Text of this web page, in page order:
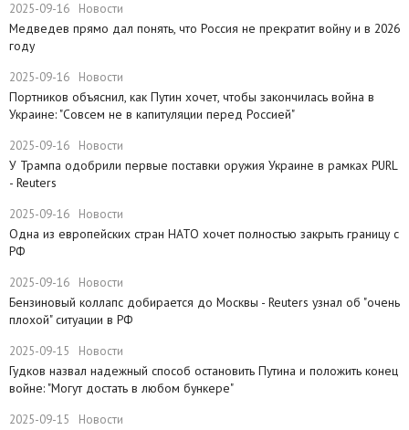
2025-09-16 Новости
Медведев прямо дал понять, что Россия не прекратит войну и в 2026
году
2025-09-16 Новости
Портников объяснил, как Путин хочет, чтобы закончилась война в
Украине: "Совсем не в капитуляции перед Россией"
2025-09-16 Новости
У Трампа одобрили первые поставки оружия Украине в рамках PURL
- Reuters
2025-09-16 Новости
Одна из европейских стран НАТО хочет полностью закрыть границу с
РФ
2025-09-16 Новости
​Бензиновый коллапс добирается до Москвы - Reuters узнал об "очень
плохой" ситуации в РФ
2025-09-15 Новости
Гудков назвал надежный способ остановить Путина и положить конец
войне: "Могут достать в любом бункере"
2025-09-15 Новости